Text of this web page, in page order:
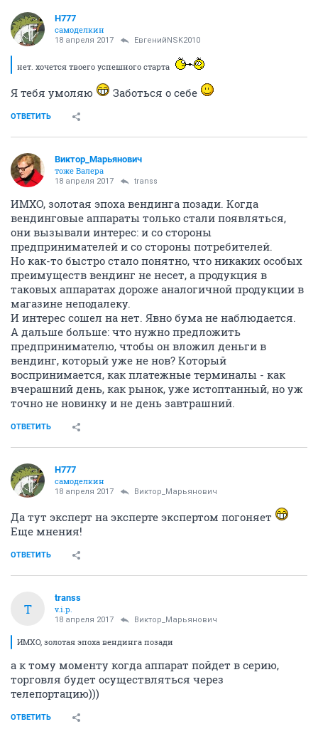
H777
самоделкин
18 апреля 2017 ЕвгенийNSK2010
нет. хочется твоего успешного старта
Я тебя умоляю Заботься о себе
ОТВЕТИТЬ
Виктор_Марьянович
тоже Валера
18 апреля 2017 transs
ИМХО, золотая эпоха вендинга позади. Когда
вендинговые аппараты только стали появляться,
они вызывали интерес: и со стороны
предпринимателей и со стороны потребителей.
Но как-то быстро стало понятно, что никаких особых
преимуществ вендинг не несет, а продукция в
таковых аппаратах дороже аналогичной продукции в
магазине неподалеку.
И интерес сошел на нет. Явно бума не наблюдается.
А дальше больше: что нужно предложить
предпринимателю, чтобы он вложил деньги в
вендинг, который уже не нов? Который
воспринимается, как платежные терминалы - как
вчерашний день, как рынок, уже истоптанный, но уж
точно не новинку и не день завтрашний.
ОТВЕТИТЬ
H777
самоделкин
18 апреля 2017 Виктор_Марьянович
Да тут эксперт на эксперте экспертом погоняет
Еще мнения!
ОТВЕТИТЬ
T
transs
v.i.p.
18 апреля 2017 Виктор_Марьянович
ИМХО, золотая эпоха вендинга позади
а к тому моменту когда аппарат пойдет в серию,
торговля будет осуществляться через
телепортацию)))
ОТВЕТИТЬ